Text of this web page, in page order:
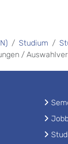
Studium
/